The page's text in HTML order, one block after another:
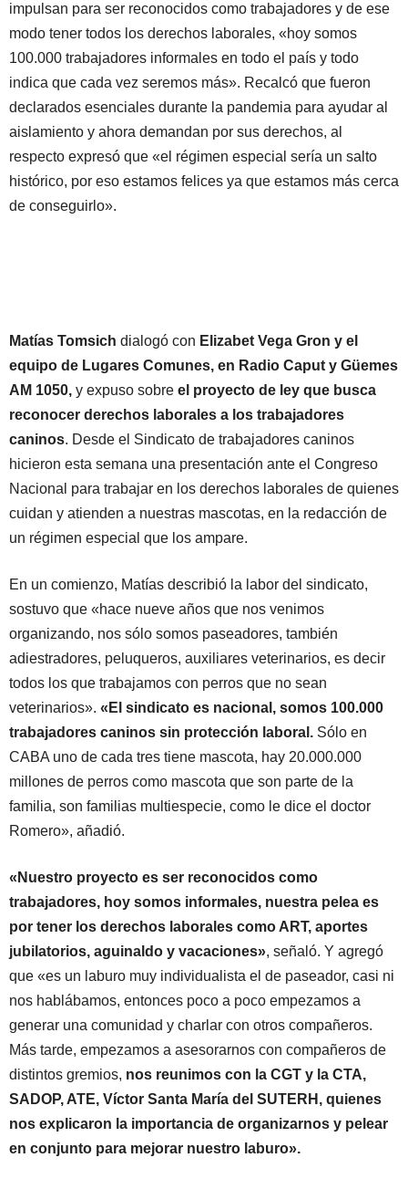
impulsan para ser reconocidos como trabajadores y de ese
modo tener todos los derechos laborales, «hoy somos
100.000 trabajadores informales en todo el país y todo
indica que cada vez seremos más». Recalcó que fueron
declarados esenciales durante la pandemia para ayudar al
aislamiento y ahora demandan por sus derechos, al
respecto expresó que «el régimen especial sería un salto
histórico, por eso estamos felices ya que estamos más cerca
de conseguirlo».
Matías Tomsich dialogó con Elizabet Vega Gron y el
equipo de Lugares Comunes, en Radio Caput y Güemes
AM 1050, y expuso sobre el proyecto de ley que busca
reconocer derechos laborales a los trabajadores
caninos. Desde el Sindicato de trabajadores caninos
hicieron esta semana una presentación ante el Congreso
Nacional para trabajar en los derechos laborales de quienes
cuidan y atienden a nuestras mascotas, en la redacción de
un régimen especial que los ampare.
En un comienzo, Matías describió la labor del sindicato,
sostuvo que «hace nueve años que nos venimos
organizando, nos sólo somos paseadores, también
adiestradores, peluqueros, auxiliares veterinarios, es decir
todos los que trabajamos con perros que no sean
veterinarios». «El sindicato es nacional, somos 100.000
trabajadores caninos sin protección laboral. Sólo en
CABA uno de cada tres tiene mascota, hay 20.000.000
millones de perros como mascota que son parte de la
familia, son familias multiespecie, como le dice el doctor
Romero», añadió.
«Nuestro proyecto es ser reconocidos como
trabajadores, hoy somos informales, nuestra pelea es
por tener los derechos laborales como ART, aportes
jubilatorios, aguinaldo y vacaciones», señaló. Y agregó
que «es un laburo muy individualista el de paseador, casi ni
nos hablábamos, entonces poco a poco empezamos a
generar una comunidad y charlar con otros compañeros.
Más tarde, empezamos a asesorarnos con compañeros de
distintos gremios, nos reunimos con la CGT y la CTA,
SADOP, ATE, Víctor Santa María del SUTERH, quienes
nos explicaron la importancia de organizarnos y pelear
en conjunto para mejorar nuestro laburo».